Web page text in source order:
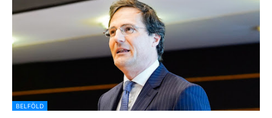
BELFÖLD